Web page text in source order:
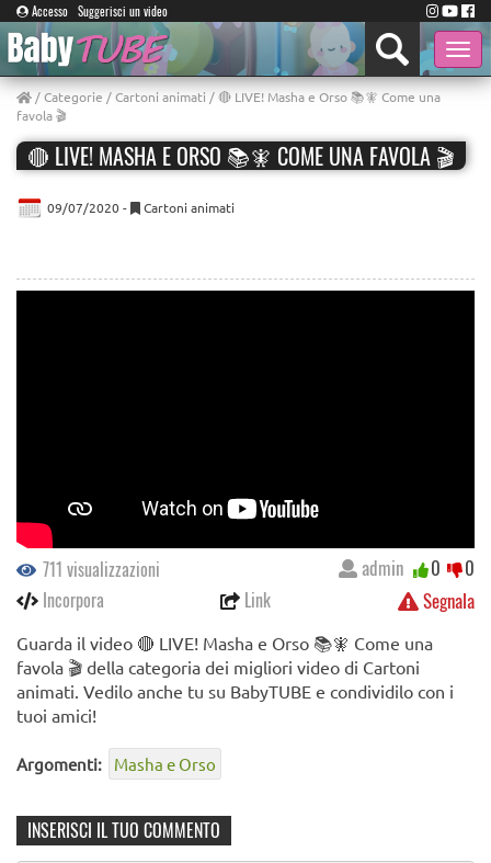
Accesso Suggerisci un video
Toggle
/Categorie /Cartoni animati / 🔴 LIVE! Masha e Orso 📚🧚 Come una
favola 🎬
🔴 LIVE! MASHA E ORSO 📚🧚 COME UNA FAVOLA 🎬
09/07/2020 - Cartoni animati
711 visualizzazioni
Incorpora
Link Segnala
admin 0 0
Guarda il video 🔴 LIVE! Masha e Orso 📚🧚 Come una
favola 🎬 della categoria dei migliori video di Cartoni
animati. Vedilo anche tu su BabyTUBE e condividilo con i
tuoi amici!
Argomenti: Masha e Orso
INSERISCI IL TUO COMMENTO